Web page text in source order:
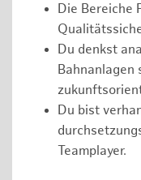
Die Bereiche
Du denkst
Bahnanlagen
Du bist
Teamplayer.